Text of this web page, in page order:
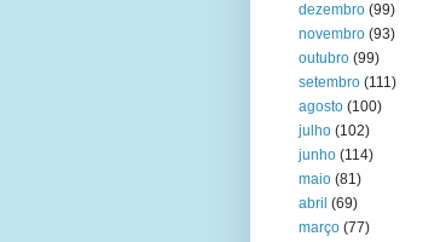
dezembro (99)
novembro (93)
outubro (99)
setembro (111)
agosto (100)
julho (102)
junho (114)
maio (81)
abril (69)
março (77)